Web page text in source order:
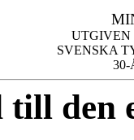
UTGIVEN
SVENSKA
den